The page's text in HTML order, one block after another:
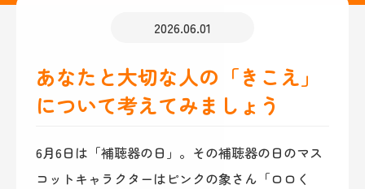
2026.06.01
あなたと大切な人の「きこえ」
について考えてみましょう
6月6日は「補聴器の日」。その補聴器の日のマス
コットキャラクターはピンクの象さん「ロロく